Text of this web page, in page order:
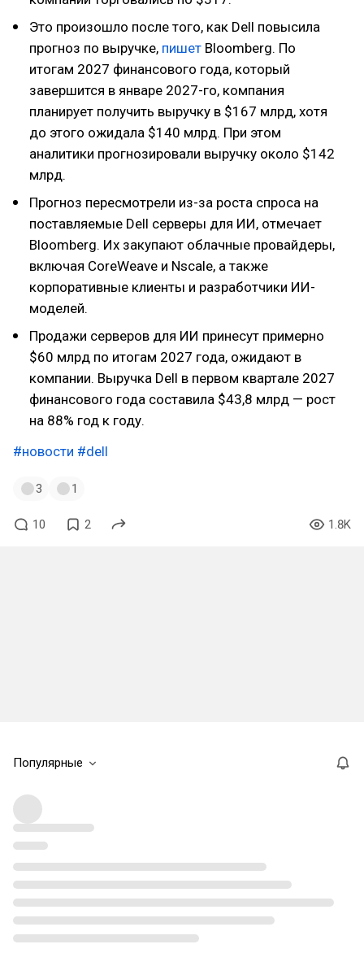
Это произошло после того, как Dell повысила
прогноз по выручке, пишет Bloomberg. По
итогам 2027 финансового года, который
завершится в январе 2027-го, компания
планирует получить выручку в $167 млрд, хотя
до этого ожидала $140 млрд. При этом
аналитики прогнозировали выручку около $142
млрд.
Прогноз пересмотрели из-за роста спроса на
поставляемые Dell серверы для ИИ, отмечает
Bloomberg. Их закупают облачные провайдеры,
включая CoreWeave и Nscale, а также
корпоративные клиенты и разработчики ИИ-
моделей.
Продажи серверов для ИИ принесут примерно
$60 млрд по итогам 2027 года, ожидают в
компании. Выручка Dell в первом квартале 2027
финансового года составила $43,8 млрд — рост
на 88% год к году.
#новости #dell
3 1
10 2 1.8K
Популярные